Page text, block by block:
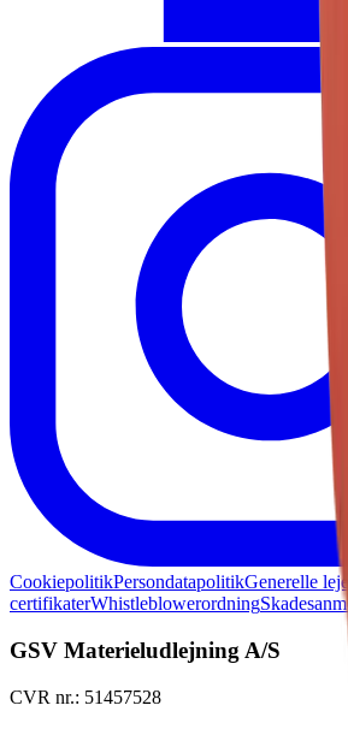
CookiepolitikPersondatapolitikGenerelle
certifikaterWhistleblowerordning
GSV Materieludlejning A/S
CVR nr.: 51457528